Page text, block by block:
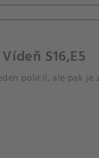
S16,E5
policií, ale pak je